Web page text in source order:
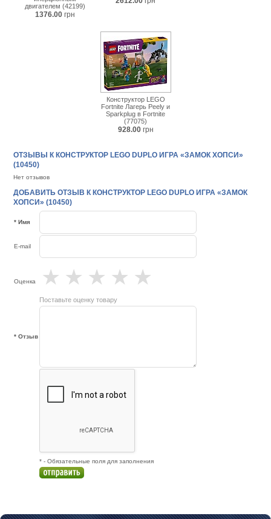
двигателем (42199)
1376.00 грн
Конструктор LEGO
Fortnite Лагерь Peely и
Sparkplug в Fortnite
(77075)
928.00 грн
ОТЗЫВЫ К КОНСТРУКТОР LEGO DUPLO ИГРА «ЗАМОК ХОПСИ»
(10450)
Нет отзывов
ДОБАВИТЬ ОТЗЫВ К КОНСТРУКТОР LEGO DUPLO ИГРА «ЗАМОК
ХОПСИ» (10450)
* Имя
E-mail
Оценка ★
★
★
★
★
Поставьте оценку товару
* Отзыв
* - Обязательные поля для заполнения